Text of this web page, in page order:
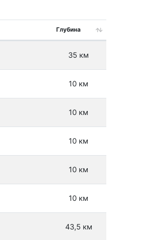
Глубина
35 км
10 км
10 км
10 км
10 км
10 км
43,5 км